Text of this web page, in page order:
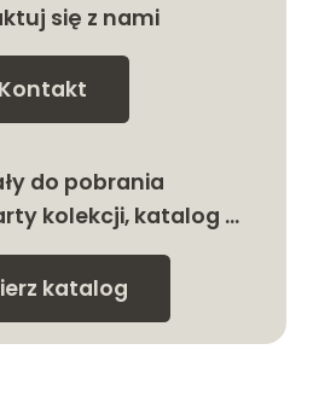
się z nami
Kontakt
do pobrania
kolekcji, katalog …
katalog